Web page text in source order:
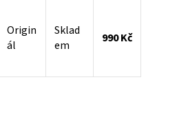
Origin
ál
Sklad
em
990 Kč